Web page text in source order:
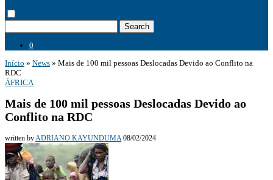
Search
0
Início » News » Mais de 100 mil pessoas Deslocadas Devido ao Conflito na
RDC
ÁFRICA
Mais de 100 mil pessoas Deslocadas Devido ao
Conflito na RDC
written byADRIANO KAYUNDUMA 08/02/2024